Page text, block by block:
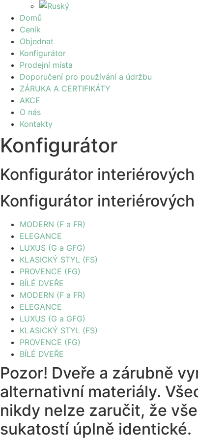
Domů
Ceník
Objednat
Konfigurátor
Prodejní místa
Doporučení pro používání a údržbu
ZÁRUKA A CERTIFIKÁTY
AKCE
O nás
Kontakty
Konfigurátor
Konfigurátor
Konfigurátor
MODERN (F a FR)
ELEGANCE
LUXUS (G a GFG)
KLASICKÝ STYL (FS)
PROVENCE (FG)
BÍLÉ DVEŘE
MODERN (F a FR)
ELEGANCE
LUXUS (G a GFG)
KLASICKÝ STYL (FS)
PROVENCE (FG)
BÍLÉ DVEŘE
Pozor! Dveře a zárubně
alternativní materiály.
nikdy nelze zaručit, že
sukatostí úplně identické.